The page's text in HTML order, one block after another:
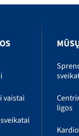
vaistai
ligos